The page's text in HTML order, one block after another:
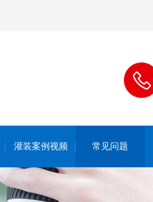
灌装案例视频 常见问题